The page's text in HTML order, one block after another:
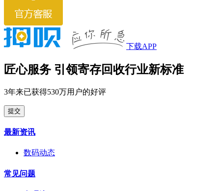
下载APP
匠心服务 引领寄存回收行业新标准
3年来已获得530万用户的好评
提交
最新资讯
数码动态
常见问题